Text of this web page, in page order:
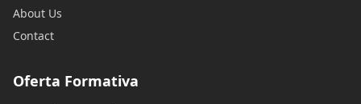
About Us
Contact
Oferta Formativa